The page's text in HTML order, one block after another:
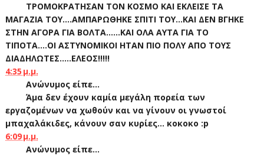
ΤΡΟΜΟΚΡΑΤΗΣΑΝ ΤΟΝ ΚΟΣΜΟ ΚΑΙ ΕΚΛΕΙΣΕ ΤΑ
ΜΑΓΑΖΙΑ ΤΟΥ....ΑΜΠΑΡΩΘΗΚΕ ΣΠΙΤΙ ΤΟΥ...ΚΑΙ ΔΕΝ ΒΓΗΚΕ
ΣΤΗΝ ΑΓΟΡΑ ΓΙΑ ΒΟΛΤΑ......ΚΑΙ ΟΛΑ ΑΥΤΑ ΓΙΑ ΤΟ
ΤΙΠΟΤΑ....ΟΙ ΑΣΤΥΝΟΜΙΚΟΙ ΗΤΑΝ ΠΙΟ ΠΟΛΥ ΑΠΟ ΤΟΥΣ
ΔΙΑΔΗΛΩΤΕΣ.....ΕΛΕΟΣ!!!!!
4:35 μ.μ.
Ανώνυμος είπε...
Άμα δεν έχουν καμία μεγάλη πορεία των
εργαζομένων να χωθούν και να γίνουν οι γνωστοί
μπαχαλάκιδες, κάνουν σαν κυρίες... κοκοκο :p
6:09 μ.μ.
Ανώνυμος είπε...